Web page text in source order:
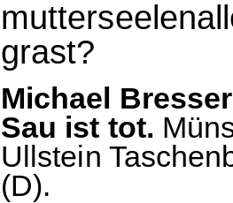
grast?
Michael
Sau ist tot.
Ullstein
(D).